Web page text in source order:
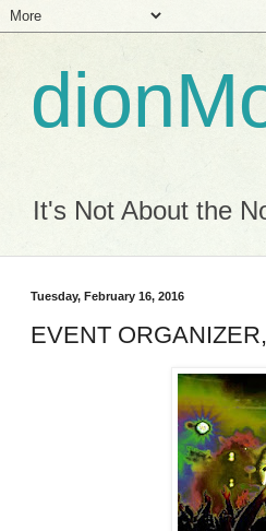
It's Not About the
Tuesday, February 16, 2016
EVENT